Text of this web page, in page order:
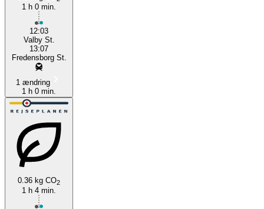
1 h 0 min.
12:03
Valby St.
13:07
Fredensborg St.
1 ændring
1 h 0 min.
0.36 kg CO2
1 h 4 min.